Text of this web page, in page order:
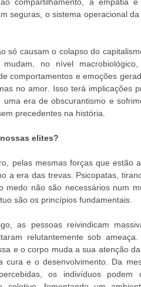
seguras, o sistema operacional
só causam o colapso do
mudam, no nível
comportamentos e emoções
no amor. Isso terá implicações
era de obscurantismo e
precedentes na história.
elites?
pelas mesmas forças que estão
a era das trevas. Psicopatas,
medo não são necessários num
são os princípios fundamentais.
as pessoas reivindicam
relutantemente sob
e o corpo muda a sua atenção
cura e o desenvolvimento. Da
os indivíduos podem